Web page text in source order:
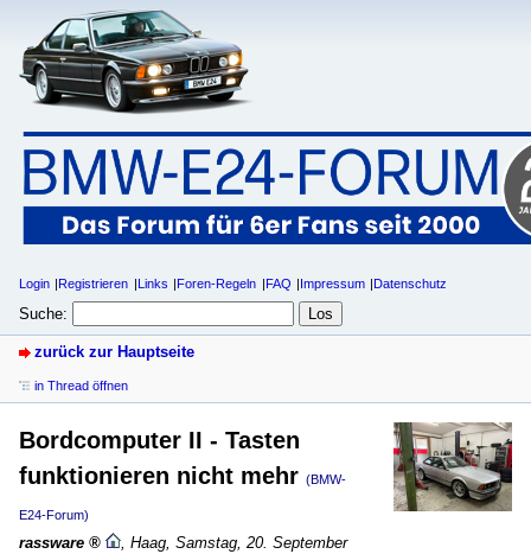
Login Registrieren Links Foren-Regeln FAQ Impressum Datenschutz
Suche:
zurück zur Hauptseite
in Thread öffnen
Bordcomputer II - Tasten
funktionieren nicht mehr (BMW-
E24-Forum)
rassware Haag Samstag, 20. September